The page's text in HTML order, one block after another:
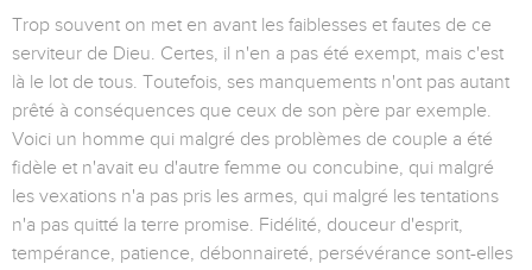
Trop souvent on met en avant les faiblesses et fautes de ce
serviteur de Dieu. Certes, il n'en a pas été exempt, mais c'est
là le lot de tous. Toutefois, ses manquements n'ont pas autant
prêté à conséquences que ceux de son père par exemple.
Voici un homme qui malgré des problèmes de couple a été
fidèle et n'avait eu d'autre femme ou concubine, qui malgré
les vexations n'a pas pris les armes, qui malgré les tentations
n'a pas quitté la terre promise. Fidélité, douceur d'esprit,
tempérance, patience, débonnaireté, persévérance sont-elles